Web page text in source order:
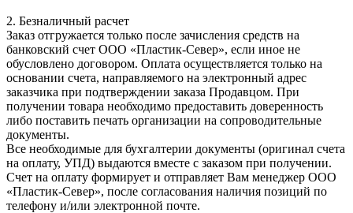
2. Безналичный расчет
Заказ отгружается только после зачисления средств на
банковский счет ООО «Пластик-Север», если иное не
обусловлено договором. Оплата осуществляется только на
основании счета, направляемого на электронный адрес
заказчика при подтверждении заказа Продавцом. При
получении товара необходимо предоставить доверенность
либо поставить печать организации на сопроводительные
документы.
Все необходимые для бухгалтерии документы (оригинал счета
на оплату, УПД) выдаются вместе с заказом при получении.
Счет на оплату формирует и отправляет Вам менеджер ООО
«Пластик-Север», после согласования наличия позиций по
телефону и/или электронной почте.